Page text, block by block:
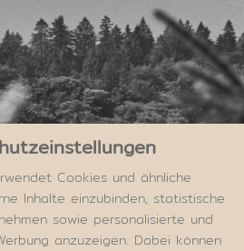
Cookies und ähnliche
Inhalte einzubinden, statistische
sowie personalisierte und
anzuzeigen. Dabei können